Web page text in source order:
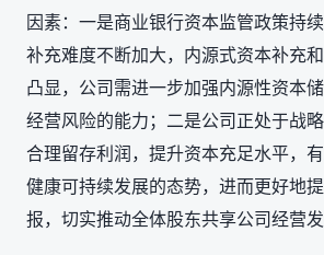
因素：一是商业银行资本监管政策持
补充难度不断加大，内源式资本补充
凸显，公司需进一步加强内源性资本
经营风险的能力；二是公司正处于战略
合理留存利润，提升资本充足水平，
健康可持续发展的态势，进而更好地
报，切实推动全体股东共享公司经营发